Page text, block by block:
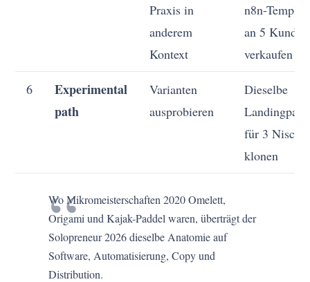
Praxis in
anderem
Kontext
n8n-
an 5 Kunden
verkaufen
6
Experimental
path
Varianten
ausprobieren
Dieselbe
Landingpage
für 3
klonen
Wo Mikromeisterschaften 2020 Omelett,
Origami und Kajak-Paddel waren, überträgt der
Solopreneur 2026 dieselbe Anatomie auf
Software, Automatisierung, Copy und
Distribution.